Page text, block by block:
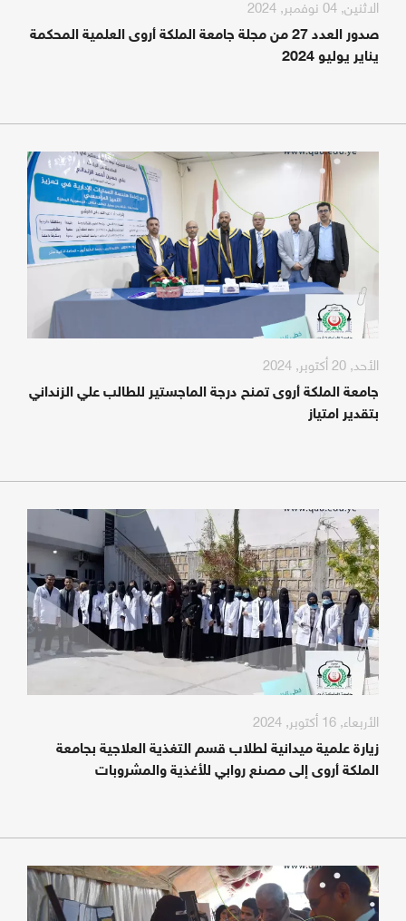
الاثنين, 04 نوفمبر, 2024
صدور العدد 27 من مجلة جامعة الملكة أروى العلمية المحكمة
يناير يوليو 2024
الأحد, 20 أكتوبر, 2024
جامعة الملكة أروى تمنح درجة الماجستير للطالب علي الزنداني
بتقدير امتياز
الأربعاء, 16 أكتوبر, 2024
زيارة علمية ميدانية لطلاب قسم التغذية العلاجية بجامعة
الملكة أروى إلى مصنع روابي للأغذية والمشروبات